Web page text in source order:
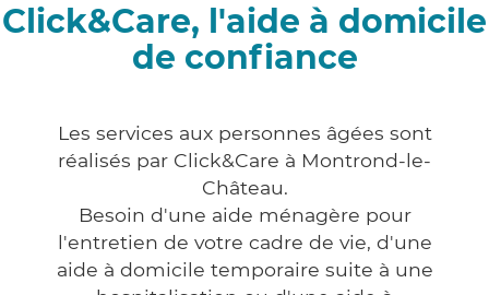
Click&Care, l'aide à domicile
de confiance
Les services aux personnes âgées sont
réalisés par Click&Care à Montrond-le-
Château.
Besoin d'une aide ménagère pour
l'entretien de votre cadre de vie, d'une
aide à domicile temporaire suite à une